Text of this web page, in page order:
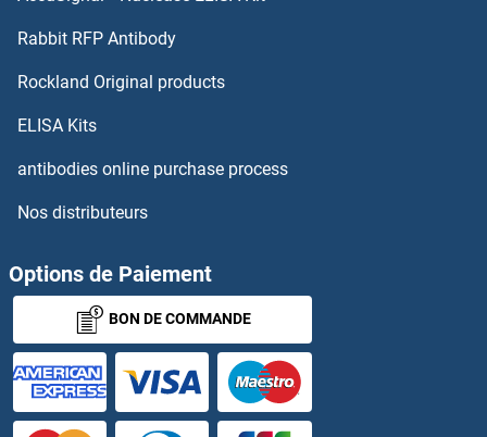
Rabbit RFP Antibody
Rockland Original products
ELISA Kits
antibodies online purchase process
Nos distributeurs
Options de Paiement
BON DE COMMANDE